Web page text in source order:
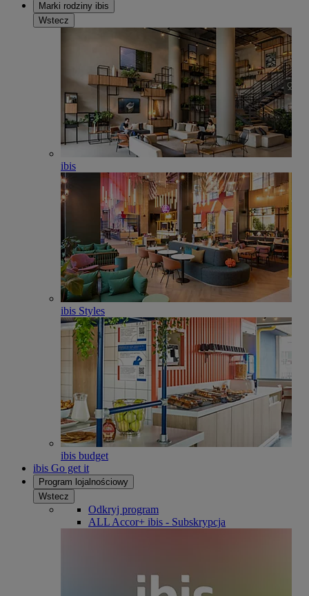
Marki rodziny ibis
Wstecz
ibis
ibis Styles
ibis budget
ibis Go get it
Program lojalnościowy
Wstecz
Odkryj program
ALL Accor+ ibis - Subskrypcja